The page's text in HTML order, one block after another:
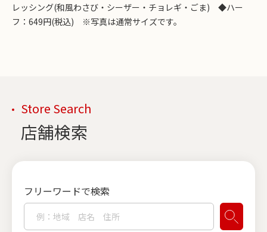
レッシング(和風わさび・シーザー・チョレギ・ごま) ◆ハー
フ：649円(税込) ※写真は通常サイズです。
Store Search
店舗検索
フリーワードで検索